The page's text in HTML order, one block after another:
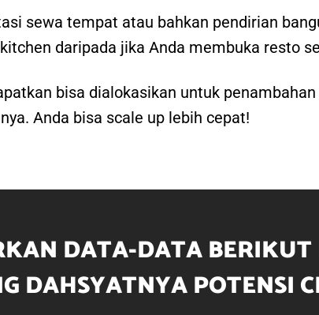
sewa tempat atau bahkan pendirian
daripada jika Anda membuka resto
bisa dialokasikan untuk
Anda bisa scale up lebih cepat!
DATA-DATA BERIKUT
DAHSYATNYA POTENSI